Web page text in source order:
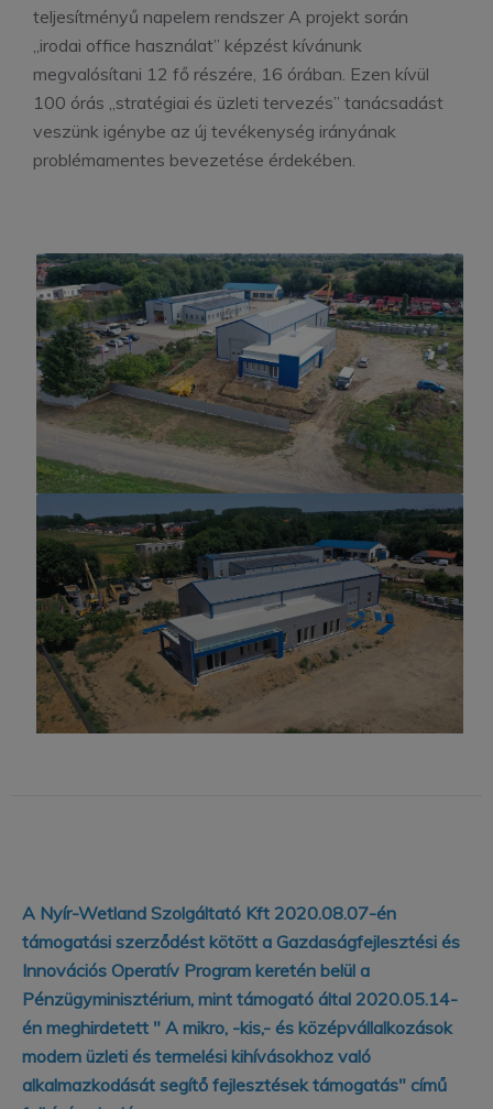
teljesítményű napelem rendszer A projekt során
„irodai office használat” képzést kívánunk
megvalósítani 12 fő részére, 16 órában. Ezen kívül
100 órás „stratégiai és üzleti tervezés” tanácsadást
veszünk igénybe az új tevékenység irányának
problémamentes bevezetése érdekében.
A Nyír-Wetland Szolgáltató Kft 2020.08.07-én
támogatási szerződést kötött a Gazdaságfejlesztési és
Innovációs Operatív Program keretén belül a
Pénzügyminisztérium, mint támogató által 2020.05.14-
én meghirdetett " A mikro, -kis,- és középvállalkozások
modern üzleti és termelési kihívásokhoz való
alkalmazkodását segítő fejlesztések támogatás" című